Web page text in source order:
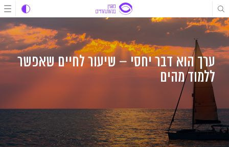
דלג
לתוכן
דלג
לתוכן
דלג
לניווט
ערך הוא דבר יחסי – שיעור לחיים שאפשר
ללמוד מהים